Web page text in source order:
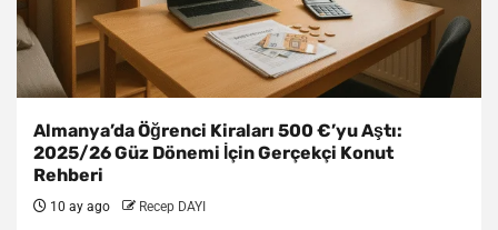
Almanya’da Öğrenci Kiraları 500 €’yu Aştı:
2025/26 Güz Dönemi İçin Gerçekçi Konut
Rehberi
10 ay ago Recep DAYI